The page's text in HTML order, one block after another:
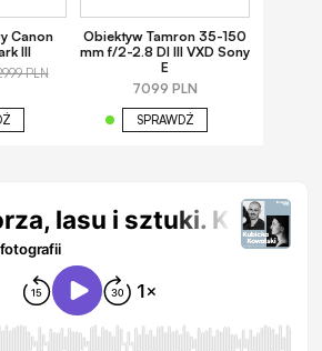
Canon
III
PLN
Obiektyw Tamron 35-150
mm f/2-2.8 DI III VXD Sony
E
7099 PLN
SPRAWDŹ